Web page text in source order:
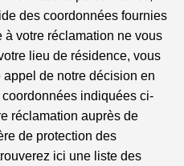
des coordonnées fournies
votre réclamation ne vous
lieu de résidence, vous
de notre décision en
coordonnées indiquées ci-
réclamation auprès de
de protection des
ici une liste des